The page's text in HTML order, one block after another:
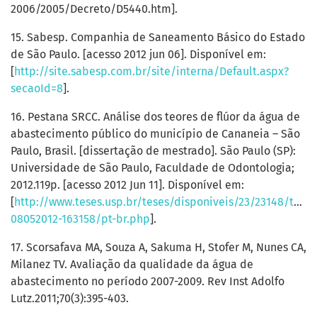
2006/2005/Decreto/D5440.htm].
15. Sabesp. Companhia de Saneamento Básico do Estado
de São Paulo. [acesso 2012 jun 06]. Disponível em:
[ http://site.sabesp.com.br/site/interna/Default.aspx?
secaoId=8].
16. Pestana SRCC. Análise dos teores de flúor da água de
abastecimento público do município de Cananeia – São
Paulo, Brasil. [dissertação de mestrado]. São Paulo (SP):
Universidade de São Paulo, Faculdade de Odontologia;
2012.119p. [acesso 2012 Jun 11]. Disponível em:
[ http://www.teses.usp.br/teses/disponiveis/23/23148/tde-
08052012-163158/pt-br.php].
17. Scorsafava MA, Souza A, Sakuma H, Stofer M, Nunes CA,
Milanez TV. Avaliação da qualidade da água de
abastecimento no período 2007-2009. Rev Inst Adolfo
Lutz.2011;70(3):395-403.